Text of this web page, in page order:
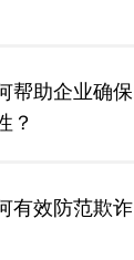
帮助企业确保
？
有效防范欺诈